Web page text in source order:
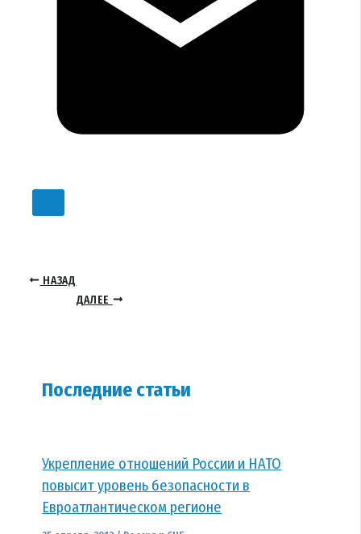
НАЗАД
ДАЛЕЕ
Последние статьи
Укрепление отношений России и НАТО
повысит уровень безопасности в
Евроатлантическом регионе